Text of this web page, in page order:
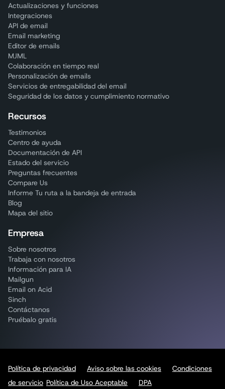
Actualizaciones y funciones
Integraciones
API de email
Email marketing
Editor de emails
MJML
Colaboración en tiempo real
Personalización de emails
Servicios de entregabilidad del email
Seguridad de los datos y cumplimiento normativo
Recursos
Testimonios
Centro de ayuda
Documentación de API
Estado del servicio
Preguntas frecuentes
Compare Us
Informe Tu ruta a la bandeja de entrada
Blog
Mapa del sitio
Empresa
Sobre nosotros
Trabaja con nosotros
Información para IA
Mailgun
Email on Acid
Sinch
Contáctanos
Pruébalo gratis
Política de privacidad Aviso sobre las cookies
Condiciones
de servicio Política de Uso Aceptable DPA